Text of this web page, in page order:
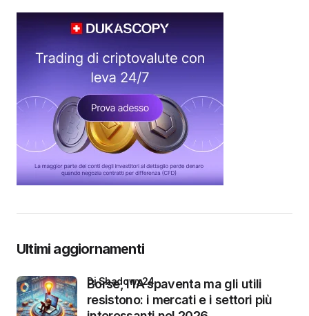
Ultimi aggiornamenti
Borse, l’IA spaventa ma gli utili
resistono: i mercati e i settori più
di Shadowx24